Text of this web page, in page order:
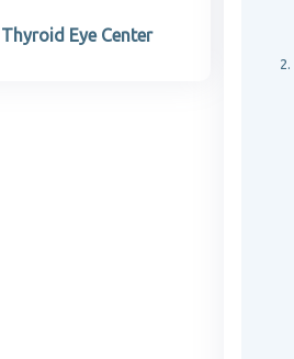
Thyroid Eye Center